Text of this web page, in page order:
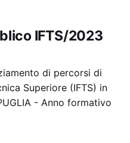
IFTS/2023
di percorsi di
Superiore (IFTS) in
- Anno formativo